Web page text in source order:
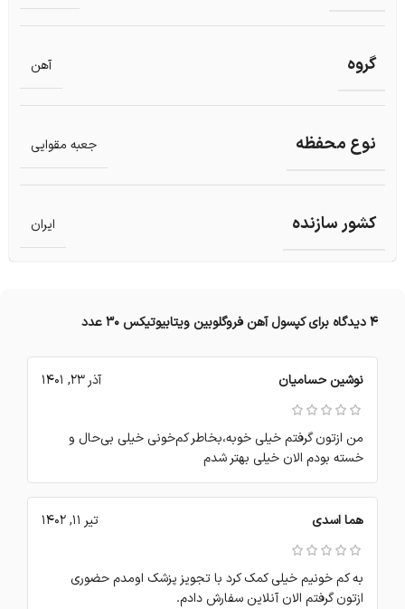
گروه آهن
نوع محفظه جعبه مقوایی
کشور سازنده ایران
4 دیدگاه برای کپسول آهن فروگلوبین ویتابیوتیکس 30 عدد
نوشین حسامیان آذر 23, 1401
من ازتون گرفتم خیلی خوبه،بخاطر کم‌خونی خیلی بی‌حال و
خسته بودم الان خیلی بهتر شدم
هما اسدی تیر 11, 1402
به کم خونیم خیلی کمک کرد با تجویز پزشک اومدم حضوری
ازتون گرفتم الان آنلاین سفارش دادم.